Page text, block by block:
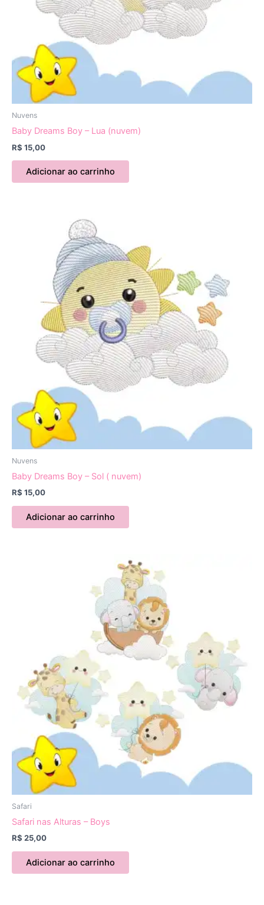
Nuvens
Baby Dreams Boy – Lua (nuvem)
R$ 15,00
Adicionar ao carrinho
Nuvens
Baby Dreams Boy – Sol ( nuvem)
R$ 15,00
Adicionar ao carrinho
Safari
Safari nas Alturas – Boys
R$ 25,00
Adicionar ao carrinho